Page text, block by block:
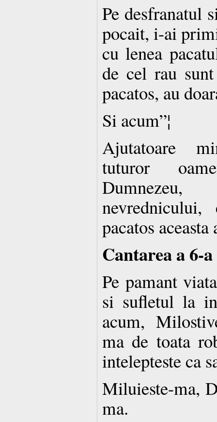
Pe desfranatul
pocait, i-ai
cu lenea
de cel rau
pacatos, au
Si acum”¦
Ajutatoare
tuturor
pacatos
Cantarea a 6-a
Pe pamant
si sufletul la
acum,
ma de toata
intelepteste ca
Miluieste-ma,
ma.